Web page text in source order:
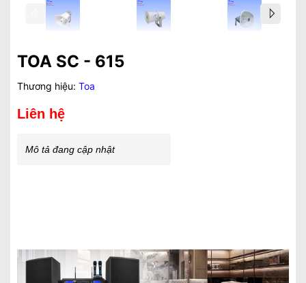
TOA SC - 615
Thương hiệu: Toa
Liên hệ
Mô tả đang cập nhật